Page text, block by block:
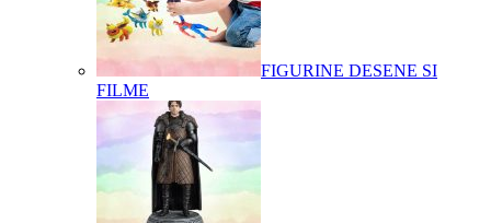
FIGURINE DESENE SI
FILME